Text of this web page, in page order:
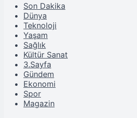
Son Dakika
Dünya
Teknoloji
Yaşam
Sağlık
Kültür Sanat
3.Sayfa
Gündem
Ekonomi
Spor
Magazin